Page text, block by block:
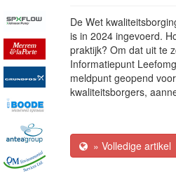
De Wet
is in 2024 ingevoerd.
praktijk? Om dat uit te
Informatiepunt
meldpunt geopend
kwaliteitsborgers,
» Volledige artikel